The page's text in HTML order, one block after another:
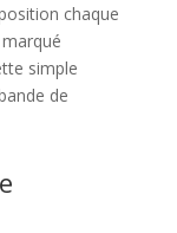
chaque
simple
de